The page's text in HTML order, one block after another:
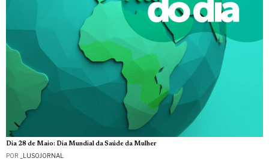
Dia 28 de Maio: Dia Mundial da Saúde da Mulher
POR _LUSOJORNAL